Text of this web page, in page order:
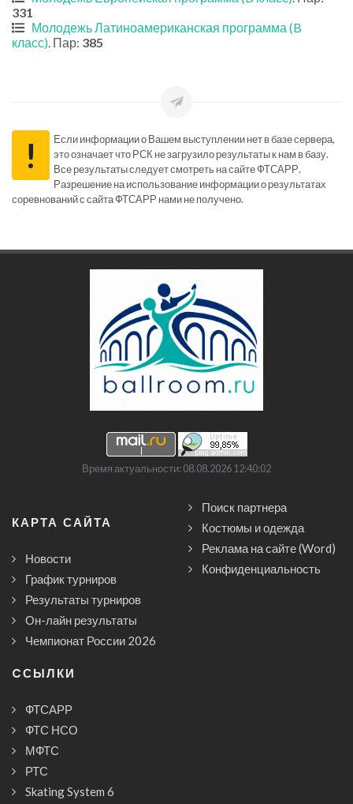
331
Молодежь Латиноамериканская программа (B
класс). Пар: 385
!
Если информации о Вашем выступлении нет в базе сервера,
это означает что РСК не загрузило результаты к нам в базу.
Все результаты следует смотреть на сайте ФТСАРР.
Разрешение на использование информации о результатах
соревнований с сайта ФТСАРР нами не получено.
Время актуальности: 08.08.2026 12:40:02
КАРТА САЙТА
Новости
График турниров
Результаты турниров
Он-лайн результаты
Чемпионат России 2026
Поиск партнера
Костюмы и одежда
Реклама на сайте (Word)
Конфиденциальность
CСЫЛКИ
ФТСАРР
ФТС НСО
МФТС
РТС
Skating System 6